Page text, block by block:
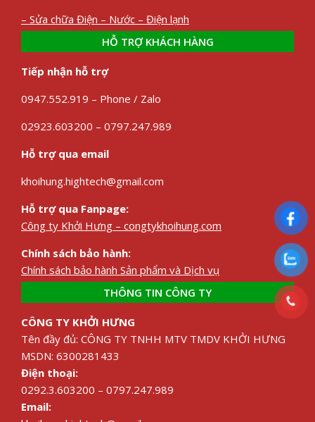
– Sửa chữa Điện – Nước – Điện lạnh
HỖ TRỢ KHÁCH HÀNG
Tiếp nhận hỗ trợ
0947.552.919 – Phone / Zalo
02923.603200 – 0797.247.989
Hỗ trợ qua email
khoihung.hightech@gmail.com
Hỗ trợ qua Fanpage:
Công ty Khởi Hưng – congtykhoihung.com
Chính sách bảo hành:
Chính sách bảo hành Sản phẩm và Dịch vụ
THÔNG TIN CÔNG TY
CÔNG TY KHỞI HƯNG
Tên đầy đủ: CÔNG TY TNHH MTV TMDV KHỞI HƯNG
MSDN: 6300281433
Điện thoại:
0292.3.603200 – 0797.247.989
Email: